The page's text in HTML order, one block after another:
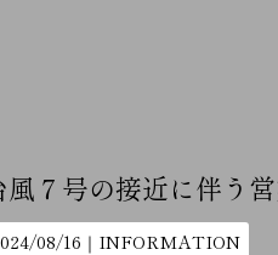
風７号の接近に伴う
08/16｜ INFORMATION